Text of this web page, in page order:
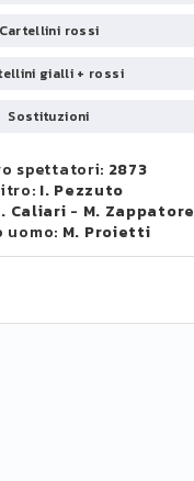
Cartellini rossi
gialli + rossi
Sostituzioni
spettatori: 2873
I. Pezzuto
Caliari - M. Zappatore
uomo: M. Proietti